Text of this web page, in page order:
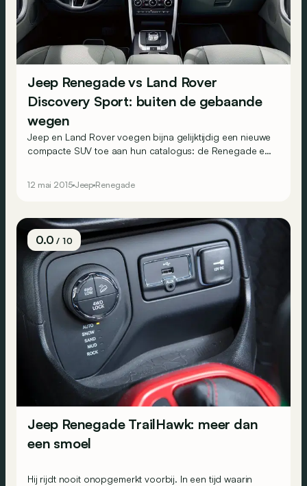
Jeep Renegade vs Land Rover
Discovery Sport: buiten de gebaande
wegen
Jeep en Land Rover voegen bijna gelijktijdig een nieuwe
compacte SUV toe aan hun catalogus: de Renegade en
liefhebbers van tripjes buiten de gebaande wegen.
12 mai 2015 Jeep Renegade
0.0/ 10
Jeep Renegade TrailHawk: meer dan
een smoel
Hij rijdt nooit onopgemerkt voorbij. In een tijd waarin